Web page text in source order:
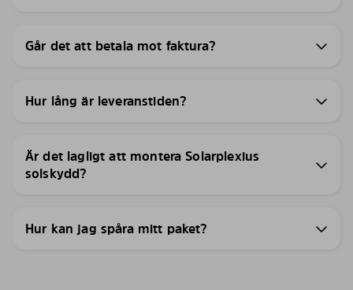
Går det att betala mot faktura?
Hur lång är leveranstiden?
Är det lagligt att montera Solarplexius
solskydd?
Hur kan jag spåra mitt paket?